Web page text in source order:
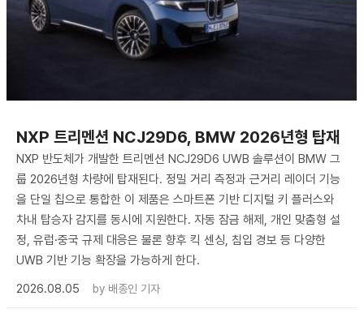
NXP 트리멘션 NCJ29D6, BMW 2026년형 탑재
NXP 반도체가 개발한 트리멘션 NCJ29D6 UWB 솔루션이 BMW 그
룹 2026년형 차량에 탑재된다. 정밀 거리 측정과 근거리 레이더 기능
을 단일 칩으로 통합한 이 제품은 스마트폰 기반 디지털 키 플러스와
차내 탑승자 감지를 동시에 지원한다. 자동 잠금 해제, 개인 맞춤형 설
정, 유럽·중국 규제 대응은 물론 향후 킥 센싱, 침입 경보 등 다양한
UWB 기반 기능 확장을 가능하게 한다.
2026.08.05
by 배종인 기자